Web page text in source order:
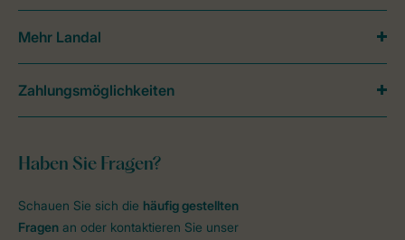
Haben Sie Fragen?
Schauen Sie sich die häufig gestellten
Fragen an oder kontaktieren Sie unser
Mehr Landal
Zahlungsmöglichkeiten